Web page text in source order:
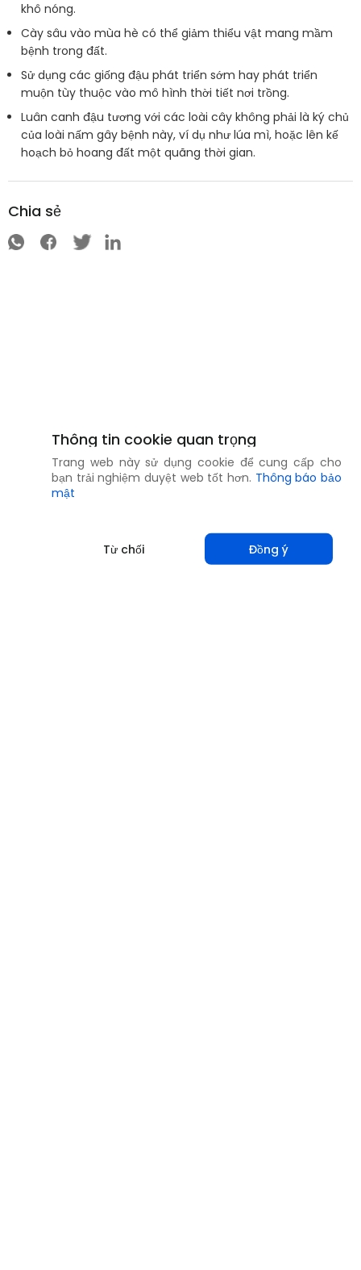
khô nóng.
Cày sâu vào mùa hè có thể giảm thiểu vật mang mầm
bệnh trong đất.
Sử dụng các giống đậu phát triển sớm hay phát triển
muộn tùy thuộc vào mô hình thời tiết nơi trồng.
Luân canh đậu tương với các loài cây không phải là ký chủ
của loài nấm gây bệnh này, ví dụ như lúa mì, hoặc lên kế
hoạch bỏ hoang đất một quãng thời gian.
Chia sẻ
Thông tin cookie quan trọng
Trang web này sử dụng cookie để cung cấp cho
bạn trải nghiệm duyệt web tốt hơn. Thông báo bảo
mật
Từ chối Đồng ý